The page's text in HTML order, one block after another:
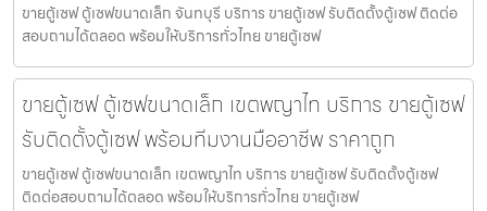
ขายตู้เซฟ ตู้เซฟขนาดเล็ก จันทบุรี บริการ ขายตู้เซฟ รับติดตั้งตู้เซฟ ติดต่อ
สอบถามได้ตลอด พร้อมให้บริการทั่วไทย ขายตู้เซฟ
ขายตู้เซฟ ตู้เซฟขนาดเล็ก เขตพญาไท บริการ ขายตู้เซฟ
รับติดตั้งตู้เซฟ พร้อมทีมงานมืออาชีพ ราคาถูก
ขายตู้เซฟ ตู้เซฟขนาดเล็ก เขตพญาไท บริการ ขายตู้เซฟ รับติดตั้งตู้เซฟ
ติดต่อสอบถามได้ตลอด พร้อมให้บริการทั่วไทย ขายตู้เซฟ